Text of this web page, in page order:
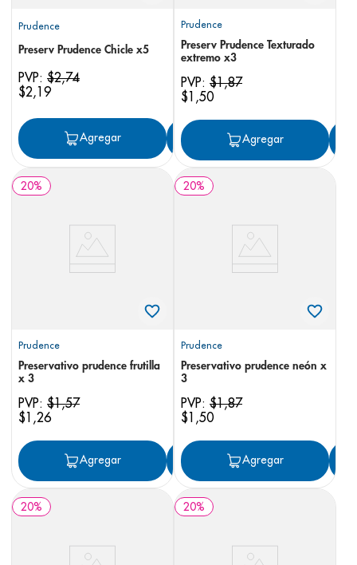
Prudence
Preserv Prudence Chicle x5
PVP: $2,74
$2,19
Agregar Agregar
Prudence
Preserv Prudence Texturado
extremo x3
PVP: $1,87
$1 ,50
Agregar
20%
Prudence
Preservativo prudence frutilla
x 3
PVP: $1,57
$1 ,26
Agregar Agregar
20%
Prudence
Preservativo prudence neón x
3
PVP: $1,87
$1 ,50
Agregar
20% 20%